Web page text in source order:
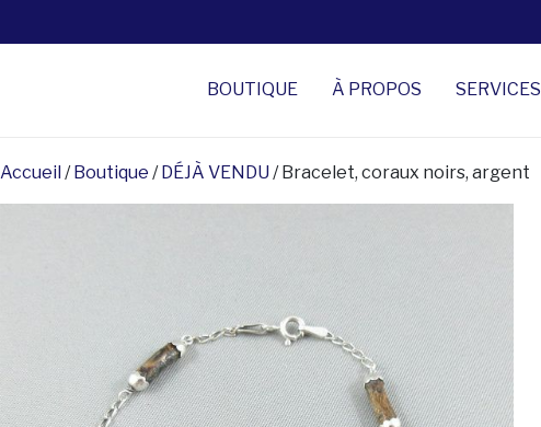
BOUTIQUE À PROPOS SERVICES
Accueil /Boutique /DÉJÀ VENDU / Bracelet, coraux noirs, argent